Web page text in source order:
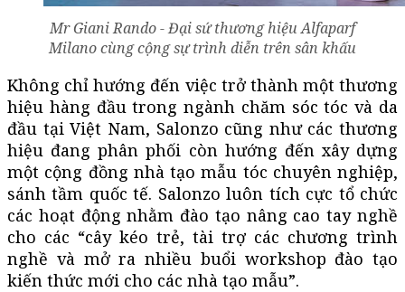
Mr Giani Rando - Đại sứ thương hiệu Alfaparf
Milano cùng cộng sự trình diễn trên sân khấu
Không chỉ hướng đến việc trở thành một thương
hiệu hàng đầu trong ngành chăm sóc tóc và da
đầu tại Việt Nam, Salonzo cũng như các thương
hiệu đang phân phối còn hướng đến xây dựng
một cộng đồng nhà tạo mẫu tóc chuyên nghiệp,
sánh tầm quốc tế. Salonzo luôn tích cực tổ chức
các hoạt động nhằm đào tạo nâng cao tay nghề
cho các “cây kéo trẻ, tài trợ các chương trình
nghề và mở ra nhiều buổi workshop đào tạo
kiến thức mới cho các nhà tạo mẫu”.